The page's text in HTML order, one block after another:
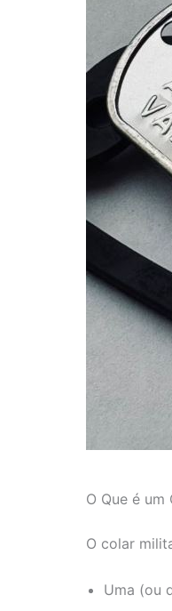
O Que é
O colar
Uma (ou